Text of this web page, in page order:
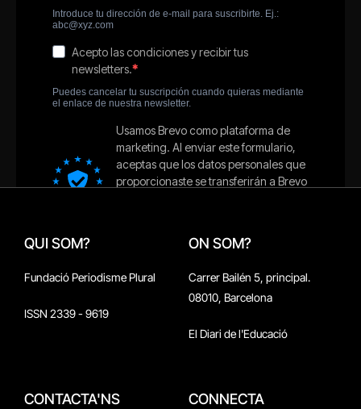
QUI SOM?
Fundació Periodisme Plural
ISSN 2339 - 9619
ON SOM?
Carrer Bailén 5, principal.
08010, Barcelona
El Diari de l'Educació
CONTACTA'NS CONNECTA